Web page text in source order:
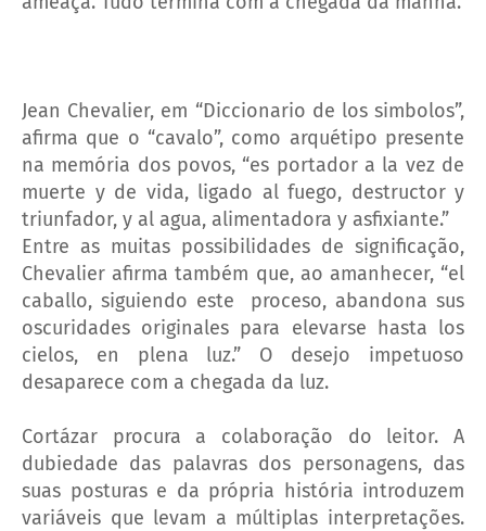
Jean Chevalier, em “Diccionario de los simbolos”,
afirma que o “cavalo”, como arquétipo presente
na memória dos povos, “es portador a la vez de
muerte y de vida, ligado al fuego, destructor y
triunfador, y al agua, alimentadora y asfixiante.”
Entre as muitas possibilidades de significação,
Chevalier afirma também que, ao amanhecer, “el
caballo, siguiendo este proceso, abandona sus
oscuridades originales para elevarse hasta los
cielos, en plena luz.” O desejo impetuoso
desaparece com a chegada da luz.
Cortázar procura a colaboração do leitor. A
dubiedade das palavras dos personagens, das
suas posturas e da própria história introduzem
variáveis que levam a múltiplas interpretações.